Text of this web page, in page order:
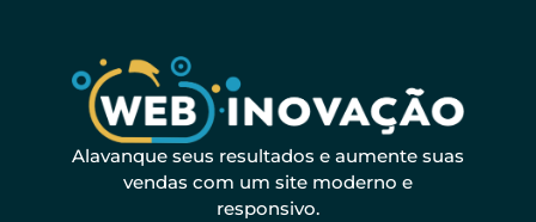
Alavanque seus resultados e aumente suas
vendas com um site moderno e
responsivo.